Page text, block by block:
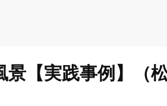
【実践事例】（